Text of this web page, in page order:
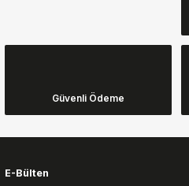
Ürün resmi kalitesiz, bozuk veya
Ürün açıklamasında eksik bilgiler
Güvenli Ödeme
E-Bülten